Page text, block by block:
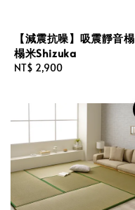
【減震抗噪】吸震靜音榻
榻米Shizuka
Regular
NT$ 2,900